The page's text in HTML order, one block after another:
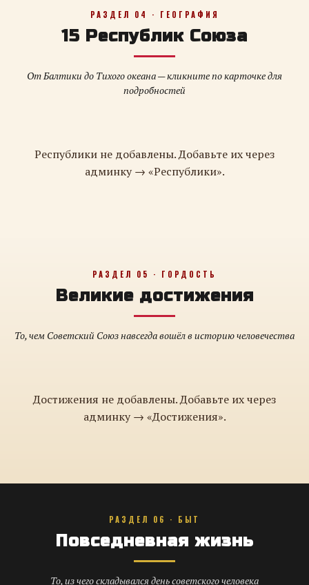
РАЗДЕЛ 04 · ГЕОГРАФИЯ
15 Республик Союза
От Балтики до Тихого океана — кликните по карточке для
подробностей
Республики не добавлены. Добавьте их через
админку → «Республики».
РАЗДЕЛ 05 · ГОРДОСТЬ
Великие достижения
То, чем Советский Союз навсегда вошёл в историю человечества
Достижения не добавлены. Добавьте их через
админку → «Достижения».
РАЗДЕЛ 06 · БЫТ
Повседневная жизнь
То, из чего складывался день советского человека